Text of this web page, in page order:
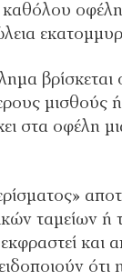
καθόλου
βρίσκεται
µισθούς
στα οφέλη
ταµείων ή